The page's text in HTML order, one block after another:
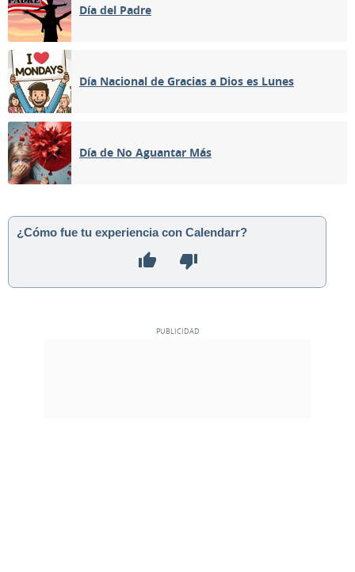
Día del Padre
Día Nacional de Gracias a Dios es Lunes
Día de No Aguantar Más
¿Cómo fue tu experiencia con Calendarr?